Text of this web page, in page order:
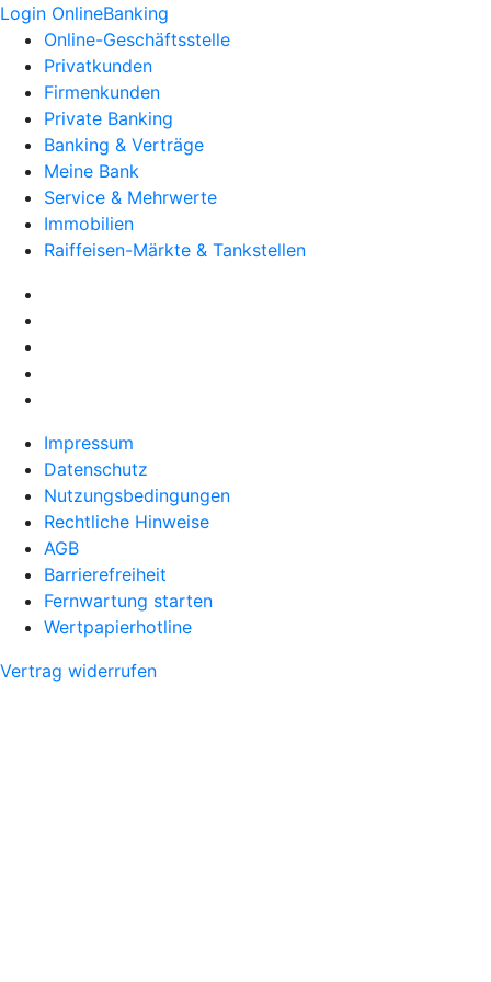
Login OnlineBanking
Online-Geschäftsstelle
Privatkunden
Firmenkunden
Private Banking
Banking & Verträge
Meine Bank
Service & Mehrwerte
Immobilien
Raiffeisen-Märkte & Tankstellen
Impressum
Datenschutz
Nutzungsbedingungen
Rechtliche Hinweise
AGB
Barrierefreiheit
Fernwartung starten
Wertpapierhotline
Vertrag widerrufen